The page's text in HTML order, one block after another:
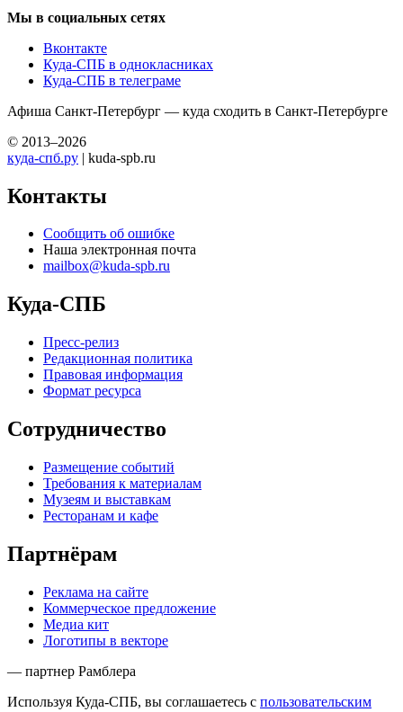
Мы в социальных сетях
Вконтакте
Куда-СПБ в однокласниках
Куда-СПБ в телеграме
Афиша Санкт-Петербург — куда сходить в Санкт-Петербурге
© 2013–2026
куда-спб.ру | kuda-spb.ru
Контакты
Сообщить об ошибке
Наша электронная почта
mailbox@kuda-spb.ru
Куда-СПБ
Пресс-релиз
Редакционная политика
Правовая информация
Формат ресурса
Сотрудничество
Размещение событий
Требования к материалам
Музеям и выставкам
Ресторанам и кафе
Партнёрам
Реклама на сайте
Коммерческое предложение
Медиа кит
Логотипы в векторе
— партнер Рамблера
Используя Куда-СПБ, вы соглашаетесь с пользовательским